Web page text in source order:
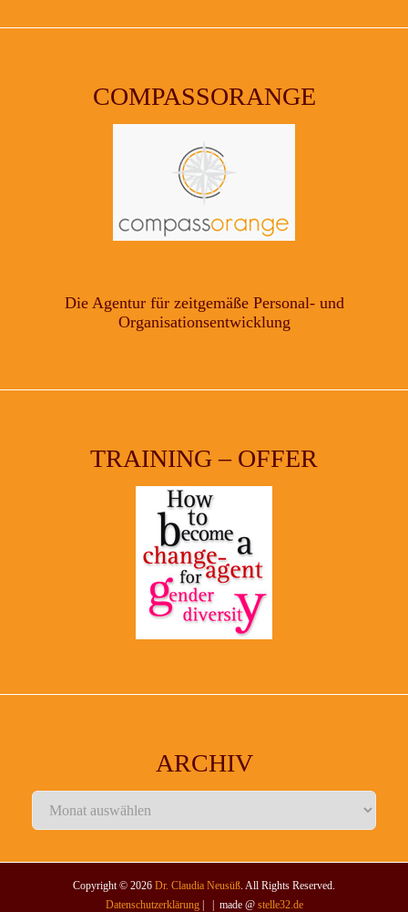
COMPASSORANGE
Die Agentur für zeitgemäße Personal- und
Organisationsentwicklung
TRAINING – OFFER
ARCHIV
Archiv
Copyright © 2026 Dr. Claudia Neusüß . All Rights Reserved.
Datenschutzerklärung| | made @ stelle32.de